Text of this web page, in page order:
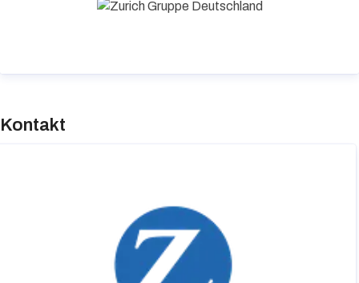
von der Zurich Gruppe Deutschland erhalten,
Kontakt